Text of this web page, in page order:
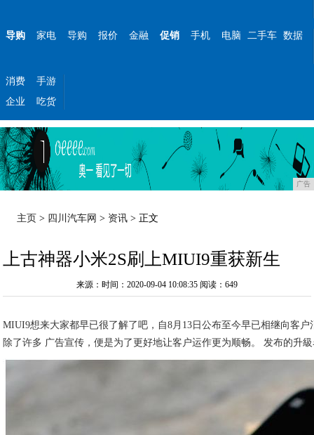
导购 家电 导购 报价 金融 促销 手机 电脑 二手车 数据
消费
手游
企业
吃货
广告
主页 > 四川汽车网 > 资讯 > 正文
上古神器小米2S刷上MIUI9重获新生
来源：时间：2020-09-04 10:08:35 阅读：649
MIUI9想来大家都早已很了解了吧，自8月13日公布至今早已相继向客
除了许多 广告宣传，便是为了更好地让客户运作更为顺畅。 发布的升